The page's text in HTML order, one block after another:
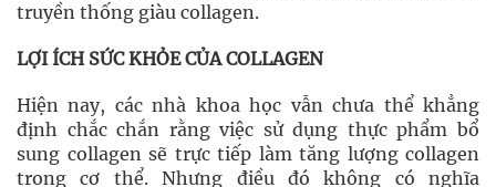
truyền thống giàu collagen.
LỢI ÍCH SỨC KHỎE CỦA COLLAGEN
Hiện nay, các nhà khoa học vẫn chưa thể khẳng
định chắc chắn rằng việc sử dụng thực phẩm bổ
sung collagen sẽ trực tiếp làm tăng lượng collagen
trong cơ thể. Nhưng điều đó không có nghĩa